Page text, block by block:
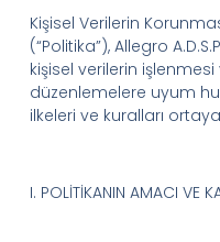
Kişisel Verilerin
(“Politika”), Allegro A
kişisel verilerin
düzenlemelere uyum
ilkeleri ve kuralları
I. POLİTİKANIN AMACI VE